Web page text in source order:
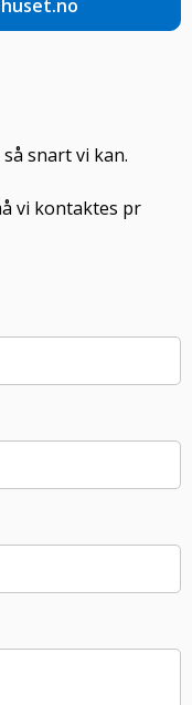
snart vi kan.
vi kontaktes pr